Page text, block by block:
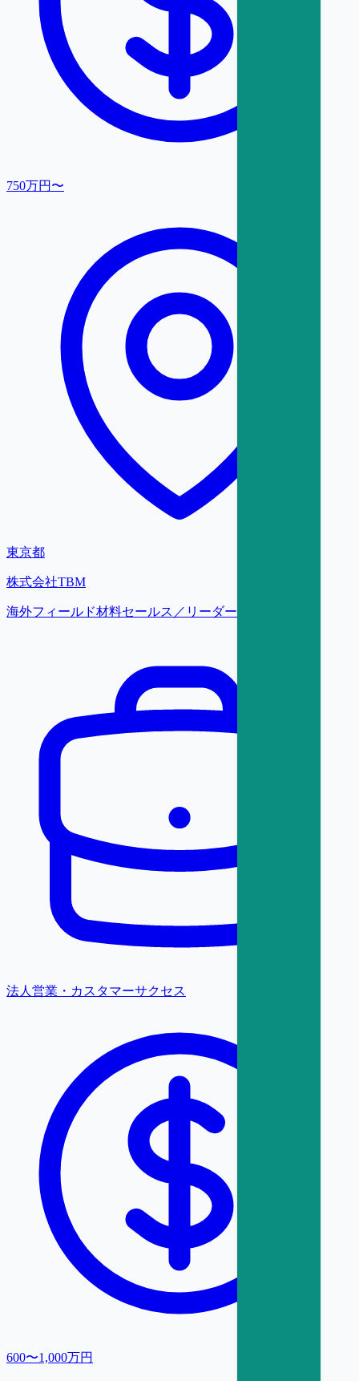
750万円〜
東京都
株式会社TBM
海外フィールド材料セールス／リーダー【東京】
法人営業・カスタマーサクセス
600〜1,000万円